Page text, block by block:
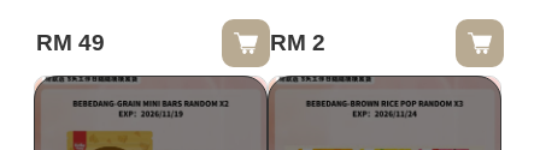
RM 49
RANDOM X2
RM 2